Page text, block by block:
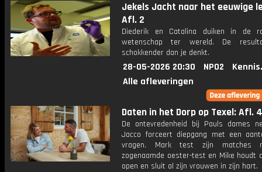
Jekels Jacht naar het eeuwige
Afl. 2
Diederik en Catalina duiken in de
wetenschap ter wereld. De
schokkender dan je denkt.
28-05-2026 20:30 NPO2
Alle afleveringen
Daten in het Dorp op Texel: Afl. 4
De ontevredenheid bij Pauls dames
Jacco forceert diepgang met een
vragen. Mark test zijn matches
zogenaamde oester-test en Mike houdt
open en sluit al zijn vrouwen in zijn hart.